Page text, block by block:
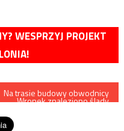
WESPRZYJ PROJEKT
Na trasie budowy obwodnicy
Wronek znaleziono ślady